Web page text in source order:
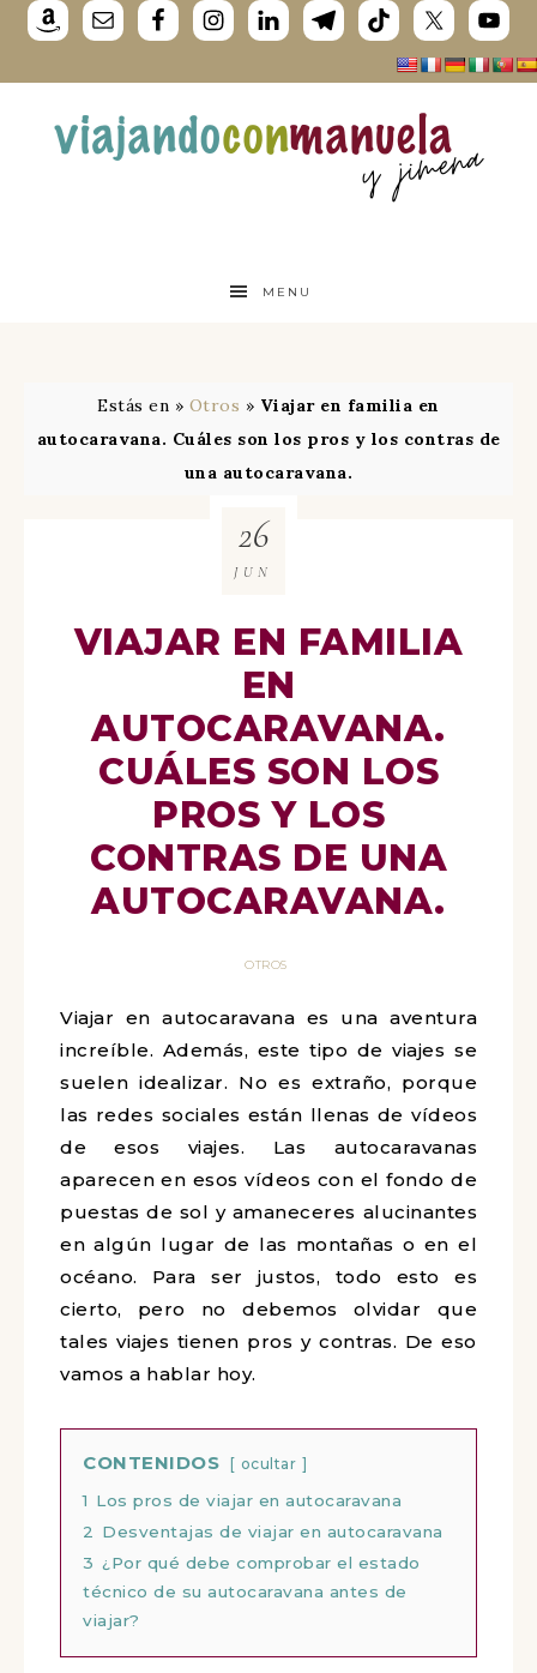
MENU
Estás en » Otros » Viajar en familia en
autocaravana. Cuáles son los pros y los contras de
una autocaravana.
VIAJAR EN FAMILIA
EN
AUTOCARAVANA.
CUÁLES SON LOS
PROS Y LOS
CONTRAS DE UNA
AUTOCARAVANA.
OTROS
26
JUN
Viajar en autocaravana es una aventura
increíble. Además, este tipo de viajes se
suelen idealizar. No es extraño, porque
las redes sociales están llenas de vídeos
de esos viajes. Las autocaravanas
aparecen en esos vídeos con el fondo de
puestas de sol y amaneceres alucinantes
en algún lugar de las montañas o en el
océano. Para ser justos, todo esto es
cierto, pero no debemos olvidar que
tales viajes tienen pros y contras. De eso
vamos a hablar hoy.
CONTENIDOS ocultar
1 Los pros de viajar en autocaravana
2
Desventajas de viajar en autocaravana
3 ¿Por qué debe comprobar el estado
técnico de su autocaravana antes de
viajar?